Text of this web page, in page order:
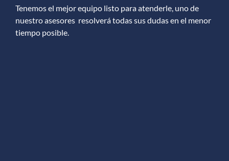
Tenemos el mejor equipo listo para atenderle, uno de
nuestro asesores resolverá todas sus dudas en el menor
tiempo posible.